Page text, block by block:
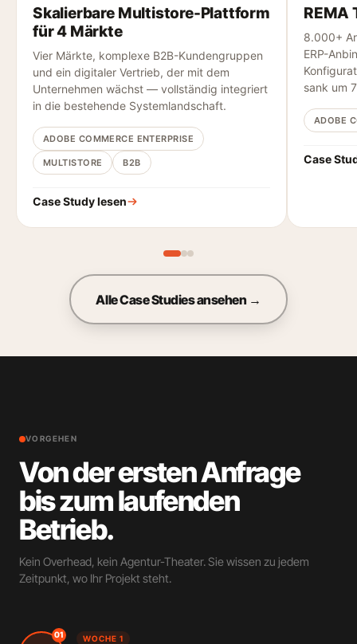
Skalierbare Multistore-Plattform
für 4 Märkte
Vier Märkte, komplexe B2B-Kundengruppen
und ein digitaler Vertrieb, der mit dem
Unternehmen wächst — vollständig integriert
in die bestehende Systemlandschaft.
ADOBE COMMERCE ENTERPRISE
MULTISTORE B2B
Case Study lesen
REMA
8.000+
ERP-
sank um
ADOBE
Case
Alle Case Studies ansehen →
VORGEHEN
Von der ersten Anfrage
bis zum laufenden
Betrieb.
Kein Overhead, kein Agentur-Theater. Sie wissen zu jedem
Zeitpunkt, wo Ihr Projekt steht.
01 WOCHE 1